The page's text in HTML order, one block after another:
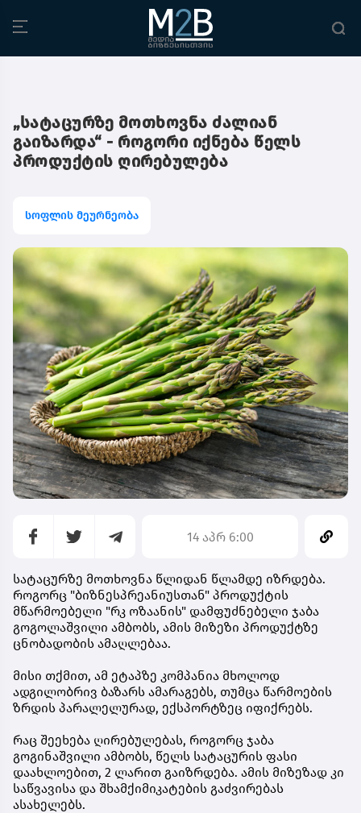
„სატაცურზე მოთხოვნა ძალიან
გაიზარდა“ - როგორი იქნება წელს
პროდუქტის ღირებულება
სოფლის მეურნეობა
14 აპრ 6:00
სატაცურზე მოთხოვნა წლიდან წლამდე იზრდება.
როგორც "ბიზნესპრეანიუსთან" პროდუქტის
მწარმოებელი "რკ ოზაანის" დამფუძნებელი ჯაბა
გოგოლაშვილი ამბობს, ამის მიზეზი პროდუქტზე
ცნობადობის ამაღლებაა.
მისი თქმით, ამ ეტაპზე კომპანია მხოლოდ
ადგილობრივ ბაზარს ამარაგებს, თუმცა წარმოების
ზრდის პარალელურად, ექსპორტზეც იფიქრებს.
რაც შეეხება ღირებულებას, როგორც ჯაბა
გოგინაშვილი ამბობს, წელს სატაცურის ფასი
დაახლოებით, 2 ლარით გაიზრდება. ამის მიზეზად კი
საწვავისა და შხამქიმიკატების გაძვირებას
ასახელებს.